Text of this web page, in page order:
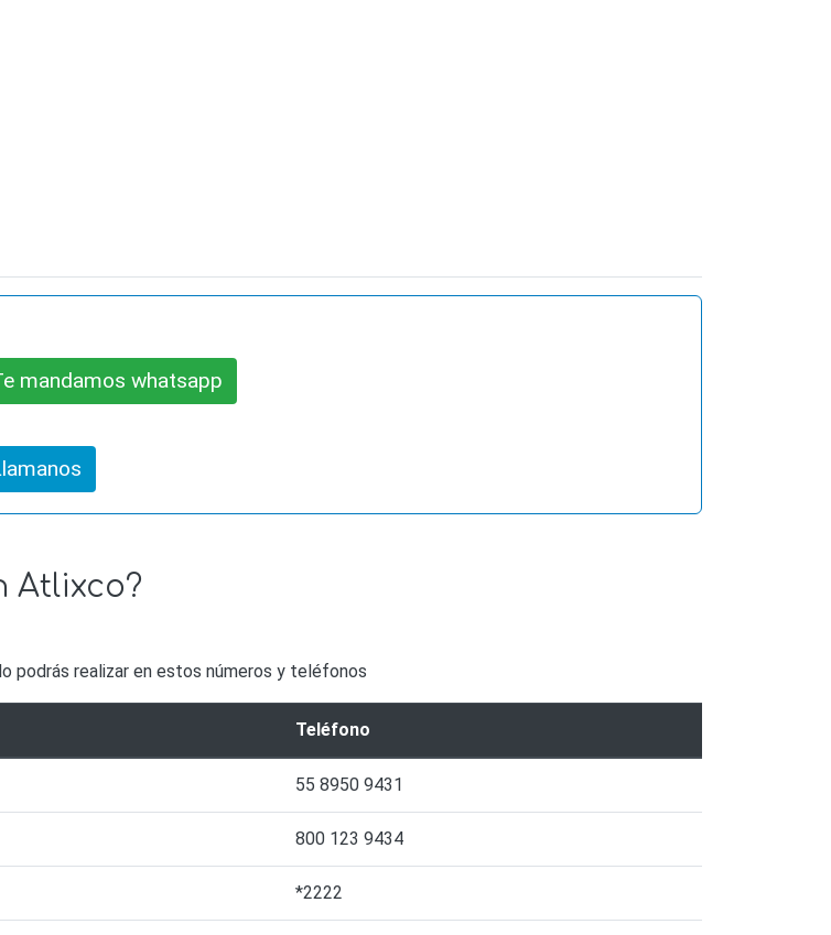
mandamos whatsapp
Atlixco?
podrás realizar en estos números y teléfonos
Teléfono
55 8950 9431
800 123 9434
*2222